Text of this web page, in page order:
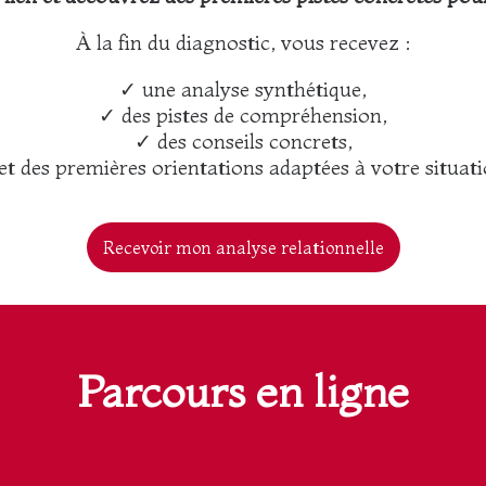
À la fin du diagnostic, vous recevez :
✓ une analyse synthétique,
✓ des pistes de compréhension,
✓ des conseils concrets,
des premières orientations adaptées à votre
Recevoir mon analyse relationnelle
Parcours en ligne